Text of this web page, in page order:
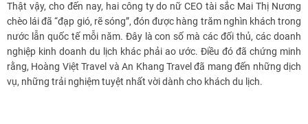
Thật vậy, cho đến nay, hai công ty do nữ CEO tài sắc Mai Thị Nương
chèo lái đã “đạp gió, rẽ sóng”, đón được hàng trăm nghìn khách trong
nước lẫn quốc tế mỗi năm. Đây là con số mà các đối thủ, các doanh
nghiệp kinh doanh du lịch khác phải ao ước. Điều đó đã chứng minh
rằng, Hoàng Việt Travel và An Khang Travel đã mang đến những dịch
vụ, những trải nghiệm tuyệt nhất vời dành cho khách du lịch.